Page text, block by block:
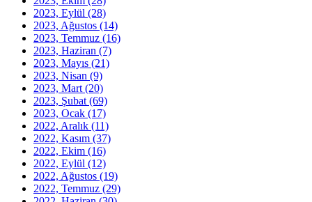
2023, Eylül (28)
2023, Ağustos (14)
2023, Temmuz (16)
2023, Haziran (7)
2023, Mayıs (21)
2023, Nisan (9)
2023, Mart (20)
2023, Şubat (69)
2023, Ocak (17)
2022, Aralık (11)
2022, Kasım (37)
2022, Ekim (16)
2022, Eylül (12)
2022, Ağustos (19)
2022, Temmuz (29)